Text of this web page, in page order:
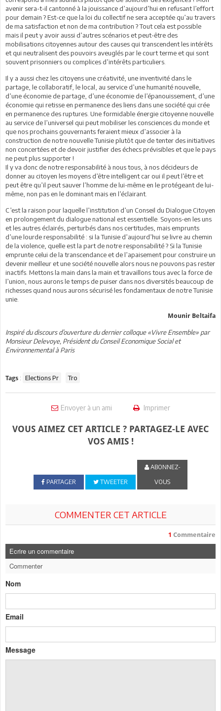
avenir sera-t-il cantonné à la jouissance d’aujourd’hui en refusant l’effort
pour demain ? Est-ce que la loi du collectif ne sera acceptée qu’au travers
de ma satisfaction et non de ma contribution ? Tout cela est possible
mais il peut y avoir aussi d’autres scénarios et peut-être des
mobilisations citoyennes autour des causes qui transcendent les intérêts
et qui neutralisent des pouvoirs aveuglés par le court terme et qui sont
souvent prisonniers ou complices d’intérêts particuliers.
Il y a aussi chez les citoyens une créativité, une inventivité dans le
partage, le collaboratif, le local, au service d’une humanité nouvelle,
d’une économie de partage, d’une économie de l’épanouissement, d’une
économie qui retisse en permanence des liens dans une société qui crée
en permanence des ruptures. Une formidable énergie citoyenne nouvelle
au service de l’universel qui peut mobiliser les consciences du monde et
que nos prochains gouvernants feraient mieux d’associer à la
construction de notre nouvelle Tunisie plutôt que de tenter des initiatives
non concertées et de devoir justifier des échecs prévisibles et que le pays
ne peut plus supporter !
Il y va donc de notre responsabilité à nous tous, à nos décideurs de
donner au citoyen les moyens d’être intelligent car oui il peut l’être et
peut être qu’il peut sauver l’homme de lui-même en le protégeant de lui-
même, non pas en le dominant mais en l’éclairant.
C’est la raison pour laquelle l’institution d’un Conseil du Dialogue Citoyen
en prolongement du dialogue national est essentielle. Soyons-en les uns
et les autres éclairés, perturbés dans nos certitudes, mais emprunts
d’une lourde responsabilité : si la Tunisie d’aujourd’hui se livre au chemin
de la violence, quelle est la part de notre responsabilité ? Si la Tunisie
emprunte celui de la transcendance et de l’apaisement pour construire un
devenir meilleur et une société nouvelle alors nous ne pouvons pas rester
inactifs. Mettons la main dans la main et travaillons tous avec la force de
l’union, nous aurons le temps de puiser dans nos diversités beaucoup de
richesses quand nous aurons sécurisé les fondamentaux de notre Tunisie
unie.
Mounir Beltaifa
Inspiré du discours d’ouverture du dernier colloque «Vivre Ensemble» par
Monsieur Delevoye, Président du Conseil Economique Social et
Environnemental à Paris
Tags : Elections Pr Tro
Envoyer à un ami Imprimer
VOUS AIMEZ CET ARTICLE ? PARTAGEZ-LE AVEC
VOS AMIS !
PARTAGER TWEETER
ABONNEZ-
VOUS
COMMENTER CET ARTICLE
1 Commentaire
Ecrire un commentaire
Commenter
Nom
Email
Message